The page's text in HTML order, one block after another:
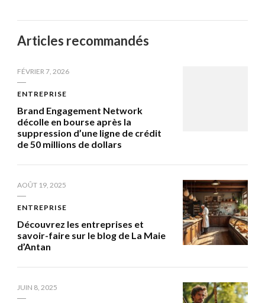
Articles recommandés
FÉVRIER 7, 2026
ENTREPRISE
Brand Engagement Network
décolle en bourse après la
suppression d’une ligne de crédit
de 50 millions de dollars
AOÛT 19, 2025
ENTREPRISE
Découvrez les entreprises et
savoir-faire sur le blog de La Maie
d’Antan
JUIN 8, 2025